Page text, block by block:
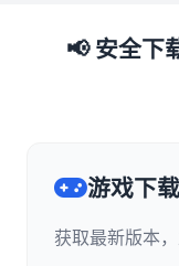
📢 安全下
游戏下载
获取最新版本